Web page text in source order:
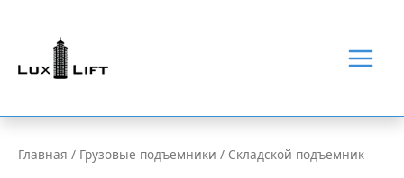
содержимому
Menu
Главная Грузовые подъемники Складской подъемник